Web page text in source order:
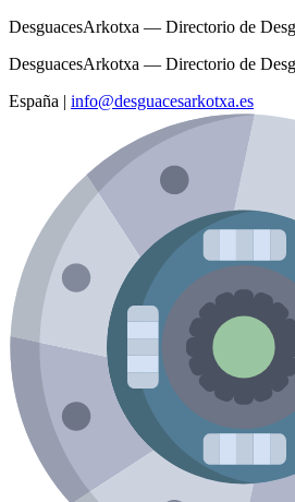
DesguacesArkotxa — Directorio de
DesguacesArkotxa — Directorio de
España | info@desguacesarkotxa.es